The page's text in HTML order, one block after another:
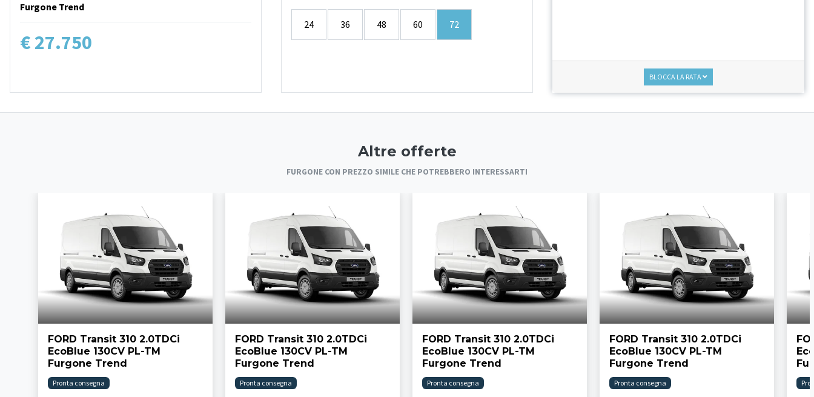
Furgone Trend
€ 27.750
24 36 48 60 72
BLOCCA LA RATA
Altre offerte
FURGONE CON PREZZO SIMILE CHE POTREBBERO INTERESSARTI
FORD Transit 310 2.0TDCi
EcoBlue 130CV PL-TM
Furgone Trend
Pronta consegna
FORD Transit 310 2.0TDCi
EcoBlue 130CV PL-TM
Furgone Trend
Pronta consegna
FORD Transit 310 2.0TDCi
EcoBlue 130CV PL-TM
Furgone Trend
Pronta consegna
FORD Transit 310 2.0TDCi
EcoBlue 130CV PL-TM
Furgone Trend
Pronta consegna